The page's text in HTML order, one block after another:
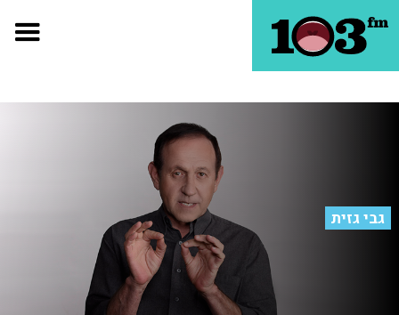
גבי גזית